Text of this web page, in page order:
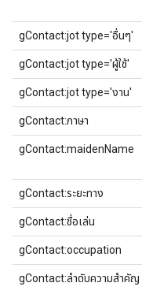
gContact:jot type='อื่นๆ'
gContact:jot type='ผู้ใช้'
gContact:jot type='งาน'
gContact:ภาษา
gContact:maidenName
gContact:ระยะทาง
gContact:ชื่อเล่น
gContact:occupation
gContact:ลำดับความสำคัญ